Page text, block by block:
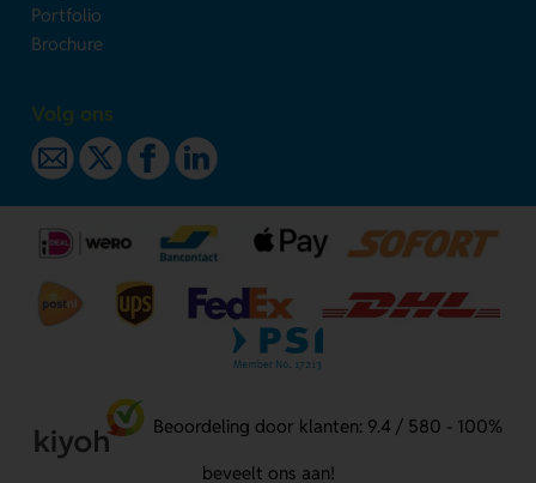
Portfolio
Brochure
Volg ons
Beoordeling door klanten: 9.4 / 580 - 100%
beveelt ons aan!